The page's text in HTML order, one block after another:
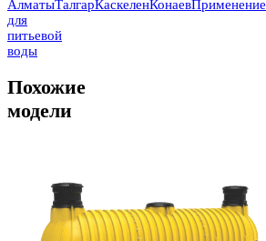
АлматыТалгарКаскеленКонаевПрименение
для
питьевой
воды
Похожие
модели